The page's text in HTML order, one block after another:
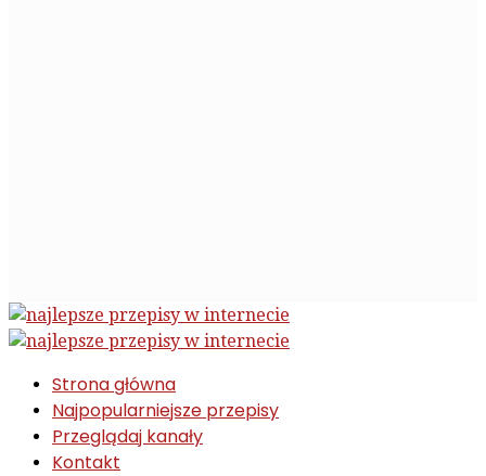
Strona główna
Najpopularniejsze przepisy
Przeglądaj kanały
Kontakt